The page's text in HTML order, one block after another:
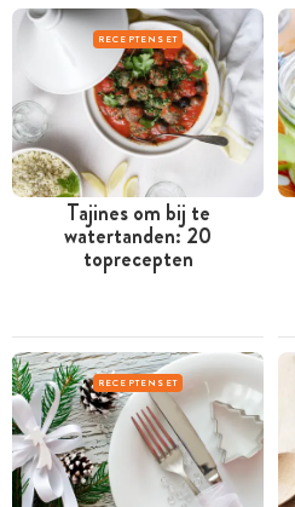
RECEPTENSET
Tajines om bij te
watertanden: 20
toprecepten
RECEPTENSET